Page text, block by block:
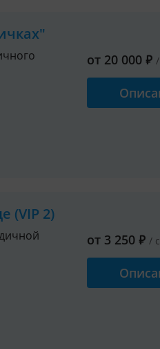
от 20 000 ₽
(VIP 2)
от 3 250 ₽ /